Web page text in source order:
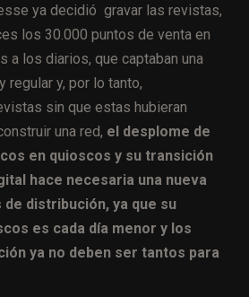
ya decidió gravar las revistas,
los 30.000 puntos de venta en
a los diarios, que captaban una
regular y, por lo tanto,
sin que estas hubieran
una red, el desplome de
en quioscos y su transición
hace necesaria una nueva
distribución, ya que su
es cada día menor y los
ya no deben ser tantos para